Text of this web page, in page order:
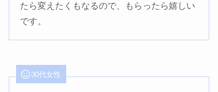
たら変えたくもなるので、もらったら嬉しい
です。
30代女性